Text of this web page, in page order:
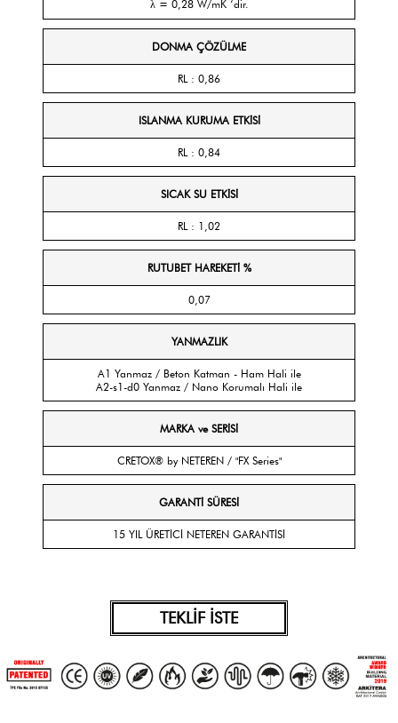
λ = 0,28 W/mK ‘dir.
DONMA ÇÖZÜLME
RL : 0,86
ISLANMA KURUMA ETKİSİ
RL : 0,84
SICAK SU ETKİSİ
RL : 1,02
RUTUBET HAREKETİ %
0,07
YANMAZLIK
A1 Yanmaz / Beton Katman - Ham Hali ile
A2-s1-d0 Yanmaz / Nano Korumalı Hali ile
MARKA ve SERİSİ
CRETOX® by NETEREN / "FX Series"
GARANTİ SÜRESİ
15 YIL ÜRETİCİ NETEREN GARANTİSİ
TEKLİF İSTE